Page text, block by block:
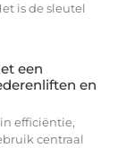
is de sleutel
een
en
efficiëntie,
centraal